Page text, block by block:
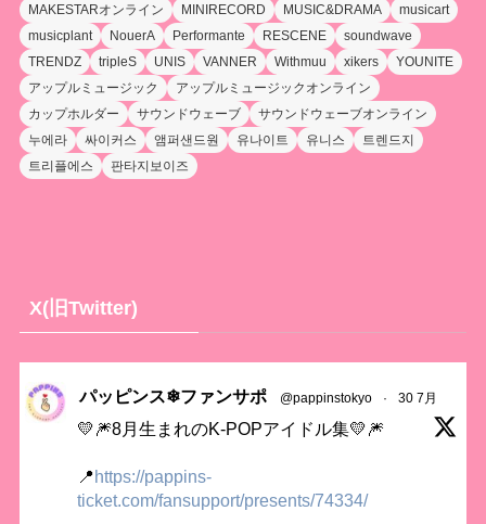
MAKESTARオンライン
MINIRECORD MUSIC&DRAMA
musicart
musicplant
NouerA Performante RESCENE
soundwave
TRENDZ
tripleS UNIS VANNER Withmuu xikers
YOUNITE
アップルミュージック
アップルミュージックオンライン
カップホルダー
サウンドウェーブ
サウンドウェーブオンライン
누에라
싸이커스 앰퍼샌드원 유나이트 유니스
트렌드지
트리플에스
판타지보이즈
X(旧Twitter)
パッピンス❄ファンサポ @pappinstokyo · 30 7月
💛🎆8月生まれのK-POPアイドル集💛🎆
📍https://pappins-
ticket.com/fansupport/presents/74334/